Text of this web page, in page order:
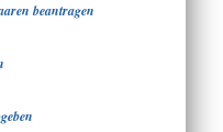
beantragen